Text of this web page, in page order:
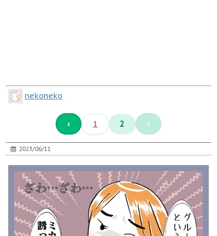
nekoneko
‹ 1 2 ›
2023/06/11